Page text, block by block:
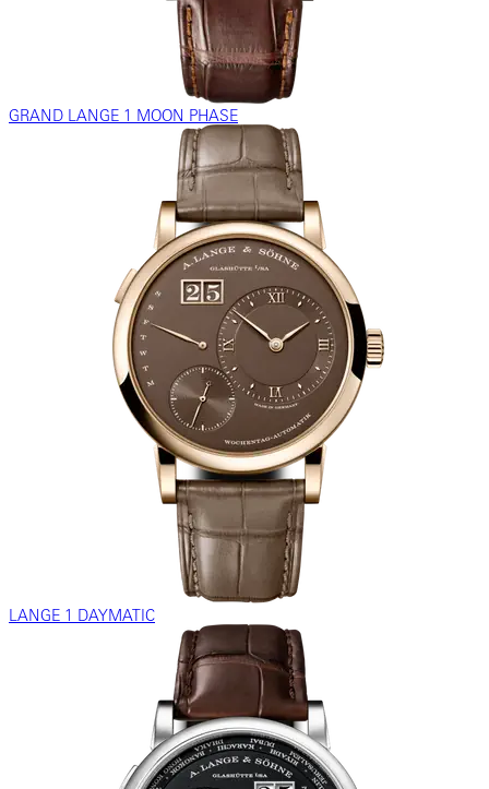
GRAND LANGE 1 MOON PHASE
LANGE 1 DAYMATIC